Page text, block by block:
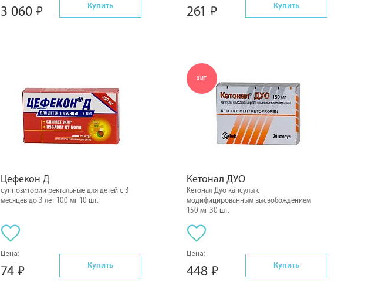
3 060 Купить 261 Купить
Цефекон Д
суппозитории ректальные для детей с 3
месяцев до 3 лет 100 мг 10 шт.
Цена:
74 Купить
ХИТ
Кетонал ДУО
Кетонал Дуо капсулы с
модифицированным высвобождением
150 мг 30 шт.
Цена:
448 Купить